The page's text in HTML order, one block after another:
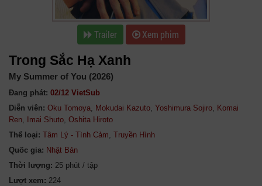
Trailer Xem phim
Trong Sắc Hạ Xanh
My Summer of You (2026)
Đang phát: 02/12 VietSub
Diễn viên: Oku Tomoya, Mokudai Kazuto, Yoshimura Sojiro, Komai
Ren, Imai Shuto, Oshita Hiroto
Thể loại: Tâm Lý - Tình Cảm, Truyền Hình
Quốc gia: Nhật Bản
Thời lượng: 25 phút / tập
Lượt xem: 224